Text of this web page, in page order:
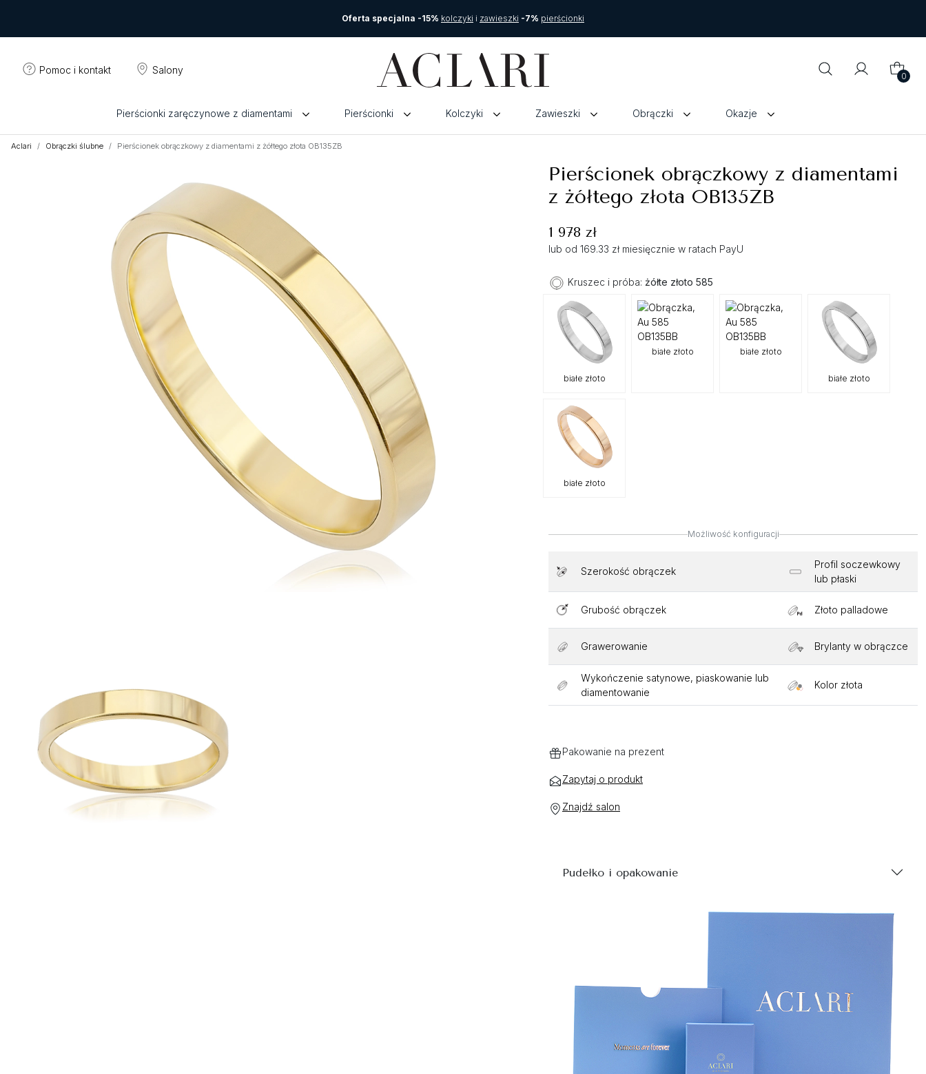
Oferta specjalna -15% kolczyki i zawieszki -7% pierścionki
Pomoc i kontakt Salony
0
Pierścionki zaręczynowe z diamentami Pierścionki Kolczyki Zawieszki Obrączki Okazje
Aclari Obrączki ślubne Pierścionek obrączkowy z diamentami z żółtego złota OB135ZB
Pierścionek obrączkowy z diamentami
z żółtego złota OB135ZB
1 978 zł
lub od 169.33 zł miesięcznie w ratach PayU
Kruszec i próba: żółte złoto 585
białe złoto
białe złoto białe złoto
białe złoto
białe złoto
Możliwość konfiguracji
Szerokość obrączek
Profil soczewkowy
lub płaski
Grubość obrączek Złoto palladowe
Grawerowanie Brylanty w obrączce
Wykończenie satynowe, piaskowanie lub
diamentowanie
Kolor złota
Pakowanie na prezent
Zapytaj o produkt
Znajdź salon
Pudełko i opakowanie